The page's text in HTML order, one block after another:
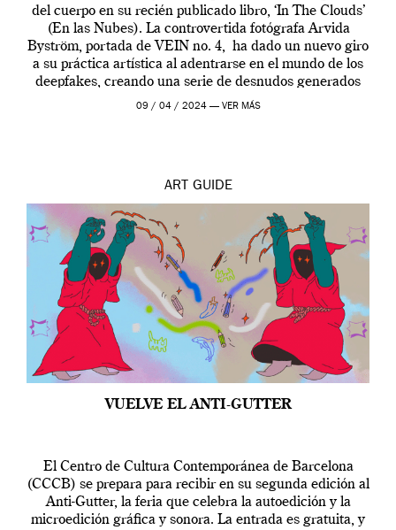
del cuerpo en su recién publicado libro, ‘In The Clouds’
(En las Nubes). La controvertida fotógrafa Arvida
Byström, portada de VEIN no. 4, ha dado un nuevo giro
a su práctica artística al adentrarse en el mundo de los
deepfakes, creando una serie de desnudos generados
por […]
09 / 04 / 2024 — VER MÁS
ART GUIDE
VUELVE EL ANTI-GUTTER
El Centro de Cultura Contemporánea de Barcelona
(CCCB) se prepara para recibir en su segunda edición al
Anti-Gutter, la feria que celebra la autoedición y la
microedición gráfica y sonora. La entrada es gratuita, y